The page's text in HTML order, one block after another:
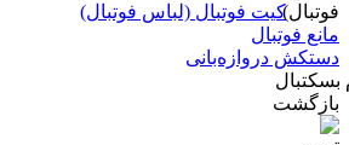
کیت فوتبال (لباس فوتبال)
مانع فوتبال
دستکش دروازه‌بانی
بسکتبال
بازگشت